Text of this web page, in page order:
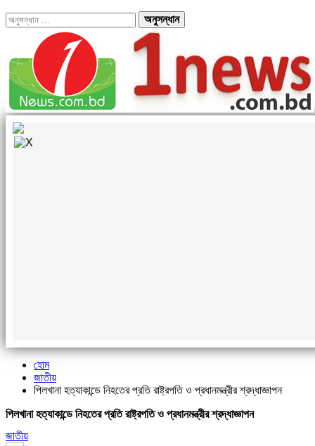
হোম
জাতীয়
পিলখানা হত্যাকান্ডে নিহতের প্রতি রাষ্ট্রপতি ও প্রধানমন্ত্রীর শ্রদ্ধাজ্ঞাপন
পিলখানা হত্যাকান্ডে নিহতের প্রতি রাষ্ট্রপতি ও প্রধানমন্ত্রীর শ্রদ্ধাজ্ঞাপন
জাতীয়